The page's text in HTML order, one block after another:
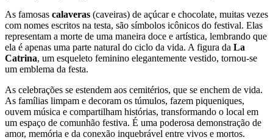
As famosas calaveras (caveiras) de açúcar e chocolate, muitas vezes
com nomes escritos na testa, são símbolos icônicos do festival. Elas
representam a morte de uma maneira doce e artística, lembrando que
ela é apenas uma parte natural do ciclo da vida. A figura da La
Catrina, um esqueleto feminino elegantemente vestido, tornou-se
um emblema da festa.
As celebrações se estendem aos cemitérios, que se enchem de vida.
As famílias limpam e decoram os túmulos, fazem piqueniques,
ouvem música e compartilham histórias, transformando o local em
um espaço de comunhão festiva. É uma poderosa demonstração de
amor, memória e da conexão inquebrável entre vivos e mortos.